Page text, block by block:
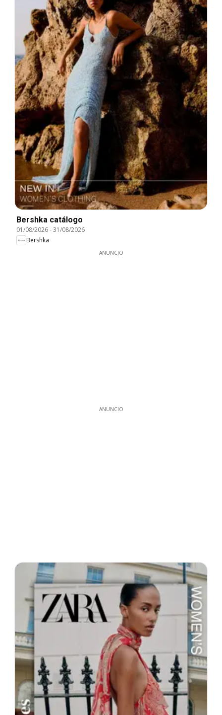
Bershka catálogo
01/08/2026-31/08/2026
Bershka
ANUNCIO
ANUNCIO